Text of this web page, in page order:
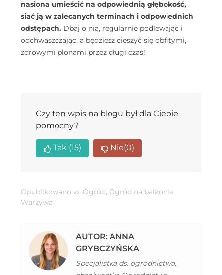
nasiona umieścić na odpowiednią głębokość,
siać ją w zalecanych terminach i odpowiednich
odstępach. Dbaj o nią, regularnie podlewając i
odchwaszczając, a będziesz cieszyć się obfitymi,
zdrowymi plonami przez długi czas!
Czy ten wpis na blogu był dla Ciebie
pomocny?
Tak (15) Nie(0)
Opublikowano w: Ogród, Ogród na balkonie,
Warzywa
AUTOR: ANNA
GRYBCZYŃSKA
Specjalistka ds. ogrodnictwa,